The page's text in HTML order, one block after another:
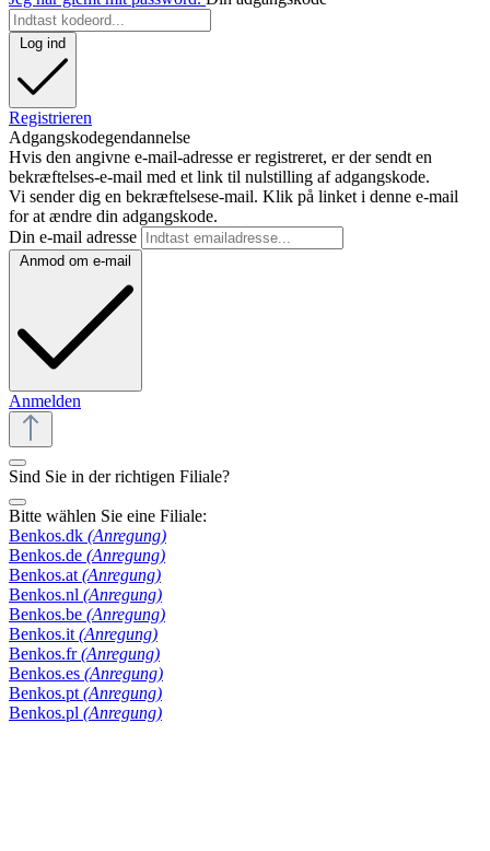
Log ind
Registrieren
Adgangskodegendannelse
Hvis den angivne e-mail-adresse er registreret, er der sendt en
bekræftelses-e-mail med et link til nulstilling af adgangskode.
Vi sender dig en bekræftelsese-mail. Klik på linket i denne e-mail
for at ændre din adgangskode.
Din e-mail adresse
Anmod om e-mail
Anmelden
Sind Sie in der richtigen Filiale?
Bitte wählen Sie eine Filiale:
Benkos.dk (Anregung)
Benkos.de (Anregung)
Benkos.at (Anregung)
Benkos.nl (Anregung)
Benkos.be (Anregung)
Benkos.it (Anregung)
Benkos.fr (Anregung)
Benkos.es (Anregung)
Benkos.pt (Anregung)
Benkos.pl (Anregung)